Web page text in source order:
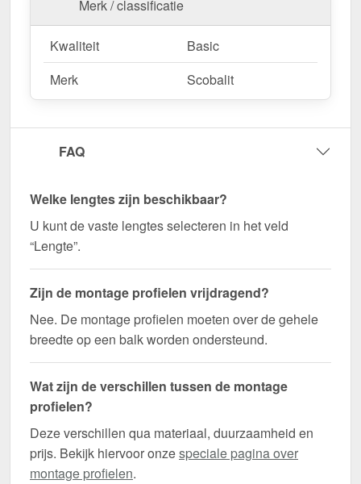
Bestel nu A2 Deckprofiel + rubber profielband |
Randprofiel | 16 mm – Snel geleverd en perfect
op elkaar afgestemd!
Zorg voor een stabiele en visueel aantrekkelijke
verbinding voor uw kanaalplaten - bestel nu!
Merk / classificatie
Kwaliteit
Basic
Merk
Scobalit
FAQ
Welke lengtes zijn beschikbaar?
U kunt de vaste lengtes selecteren in het veld
“Lengte”.
Zijn de montage profielen vrijdragend?
Nee. De montage profielen moeten over de gehele
breedte op een balk worden ondersteund.
Wat zijn de verschillen tussen de montage
profielen?
Deze verschillen qua materiaal, duurzaamheid en
prijs. Bekijk hiervoor onzespeciale pagina over
montage profielen.